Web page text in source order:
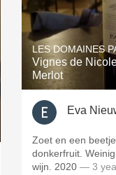
LES DOMAINES
Vignes de
Merlot
Eva
Zoet en een
donkerfruit.
wijn. 2020 — 3